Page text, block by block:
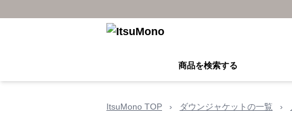
商品を検索する
ItsuMono TOP › ダウンジャケットの一覧 ›